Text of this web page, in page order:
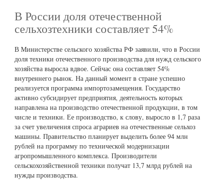
В России доля отечественной
сельхозтехники составляет 54%
В Министерстве сельского хозяйства РФ заявили, что в России
доля техники отечественного производства для нужд сельского
хозяйства выросла вдвое. Сейчас она составляет 54%
внутреннего рынок. На данный момент в стране успешно
реализуется программа импортозамещения. Государство
активно субсидирует предприятия, деятельность которых
направлена на производство отечественной продукции, в том
числе и техники. Ее производство, к слову, выросло в 1,7 раза
за счет увеличения спроса аграриев на отечественные сельхоз
машины. Правительство планирует выделить более 94 млн
рублей на программу по технической модернизации
агропромышленного комплекса. Производители
сельскохозяйственной техники получат 13,7 млрд рублей на
нужды производства.